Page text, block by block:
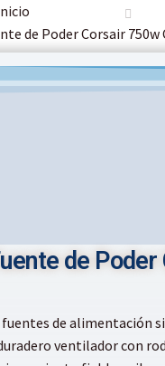
de Poder Corsair
de
fuentes de alimentación
ventilador con